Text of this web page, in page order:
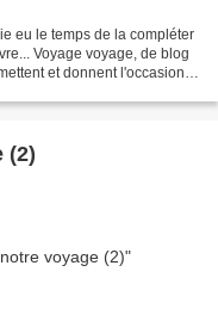
eu le temps de la compléter
Voyage voyage, de blog
et donnent l'occasion à
(2)